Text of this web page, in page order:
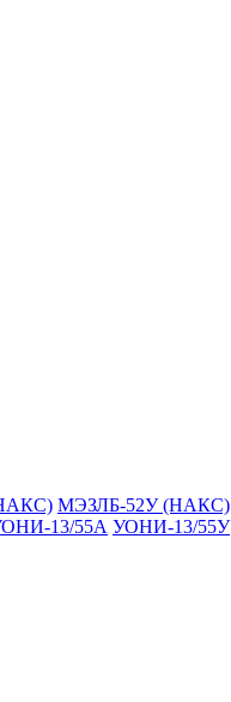
МЭЗЛБ-52У (НАКС)
13/55А УОНИ-13/55У